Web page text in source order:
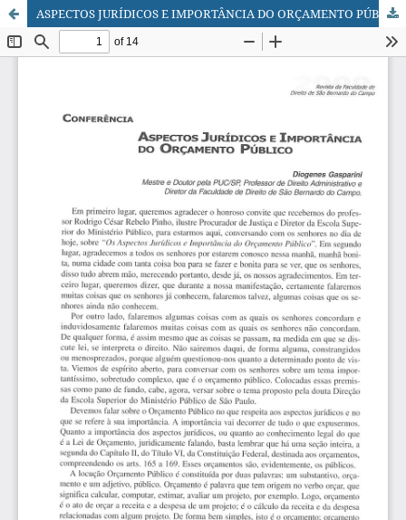
ASPECTOS JURÍDICOS E IMPORTÂNCIA DO ORÇAMENTO PÚBLICO